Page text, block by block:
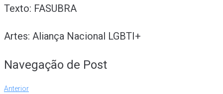
Texto: FASUBRA
Artes: Aliança Nacional LGBTI+
Navegação de Post
Anterior